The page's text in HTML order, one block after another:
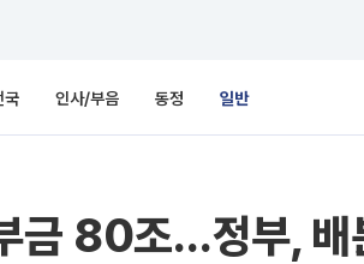
국 인사/부음 동정 일반
금 80조…정부, 배